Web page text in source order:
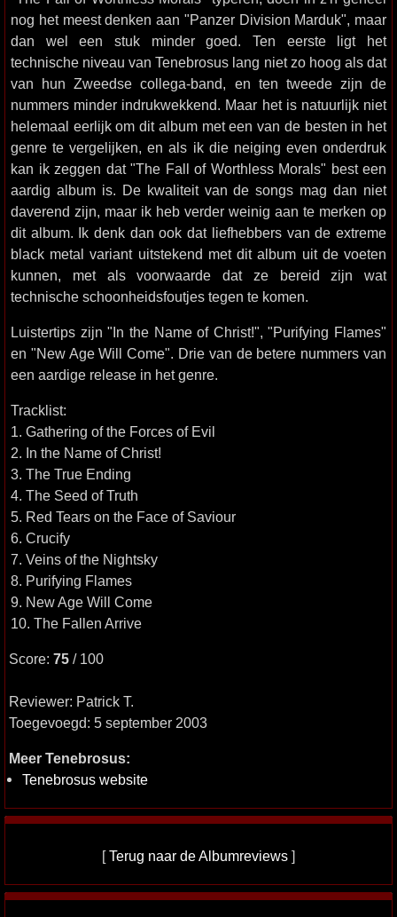
nog het meest denken aan "Panzer Division Marduk", maar
dan wel een stuk minder goed. Ten eerste ligt het
technische niveau van Tenebrosus lang niet zo hoog als dat
van hun Zweedse collega-band, en ten tweede zijn de
nummers minder indrukwekkend. Maar het is natuurlijk niet
helemaal eerlijk om dit album met een van de besten in het
genre te vergelijken, en als ik die neiging even onderdruk
kan ik zeggen dat "The Fall of Worthless Morals" best een
aardig album is. De kwaliteit van de songs mag dan niet
daverend zijn, maar ik heb verder weinig aan te merken op
dit album. Ik denk dan ook dat liefhebbers van de extreme
black metal variant uitstekend met dit album uit de voeten
kunnen, met als voorwaarde dat ze bereid zijn wat
technische schoonheidsfoutjes tegen te komen.
Luistertips zijn "In the Name of Christ!", "Purifying Flames"
en "New Age Will Come". Drie van de betere nummers van
een aardige release in het genre.
Tracklist:
1. Gathering of the Forces of Evil
2. In the Name of Christ!
3. The True Ending
4. The Seed of Truth
5. Red Tears on the Face of Saviour
6. Crucify
7. Veins of the Nightsky
8. Purifying Flames
9. New Age Will Come
10. The Fallen Arrive
Score: 75 / 100
Reviewer: Patrick T.
Toegevoegd: 5 september 2003
Meer Tenebrosus:
Tenebrosus website
[Terug naar de Albumreviews ]